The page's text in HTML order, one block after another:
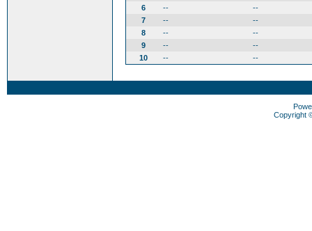
6
--
--
7
--
--
8
--
--
9
--
--
10
-- --
Copyright